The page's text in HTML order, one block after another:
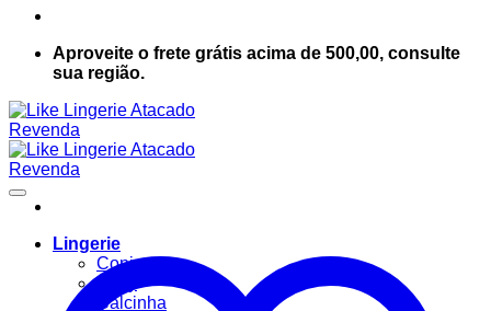
Aproveite o frete grátis acima de 500,00, consulte
sua região.
Lingerie
Conjuntos
Body
Calcinha